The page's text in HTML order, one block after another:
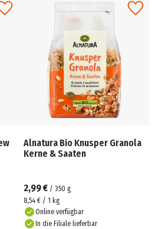
Alnatura Bio Knusper Granola
Kerne & Saaten
2,99 € / 350 g
8,54 € / 1 kg
Online verfügbar
In die Filiale lieferbar